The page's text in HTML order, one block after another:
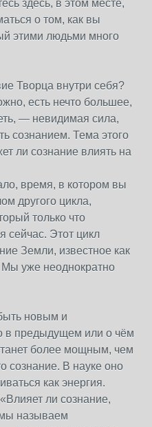
здесь, в этом месте,
о том, как вы
этими людьми много
Творца внутри себя?
есть нечто большее,
— невидимая сила,
сознанием. Тема этого
ли сознание влиять на
время, в котором вы
другого цикла,
только что
сейчас. Этот цикл
Земли, известное как
уже неоднократно
новым и
в предыдущем или о чём
более мощным, чем
сознание. В науке оно
как энергия.
ли сознание,
мы называем